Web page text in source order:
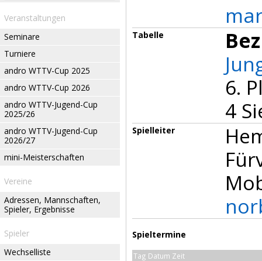
Veranstaltungen
Seminare
Turniere
andro WTTV-Cup 2025
andro WTTV-Cup 2026
andro WTTV-Jugend-Cup
2025/26
andro WTTV-Jugend-Cup
2026/27
mini-Meisterschaften
Vereine
Adressen, Mannschaften,
Spieler, Ergebnisse
Spieler
Wechselliste
Tabelle
6.
4
Spielleiter
Spieltermine
Tag Datum Zeit